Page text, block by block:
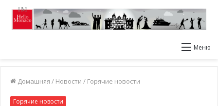
Меню
Домашняя / Новости / Горячие новости
Горячие новости